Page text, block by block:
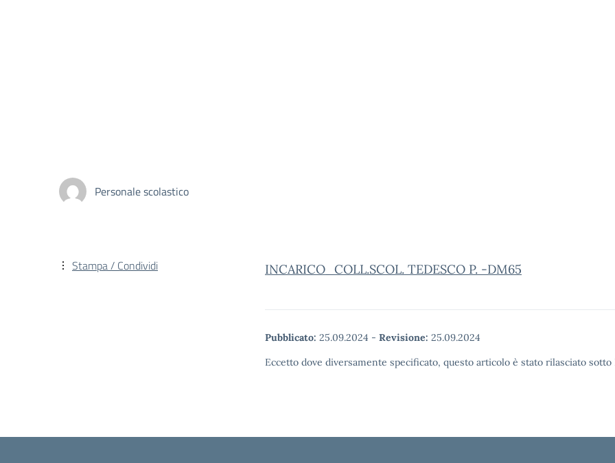
Personale scolastico
INCARICO_COLL.SCOL. TEDESCO P. -DM65
Pubblicato: 25.09.2024 - Revisione: 25.09.2024
Eccetto dove diversamente specificato, questo articolo è stato rilasciato
Stampa / Condividi